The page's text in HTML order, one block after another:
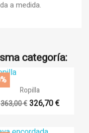
×
Crear nueva lista
×
en su lista de
a medida.
categoría:
 Vista rápida
Ropilla
363,00 € 326,70 €